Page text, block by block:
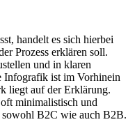
handelt es sich hierbei
Prozess erklären soll.
und in klaren
Infografik ist im Vorhinein
liegt auf der Erklärung.
minimalistisch und
B2C wie auch B2B.